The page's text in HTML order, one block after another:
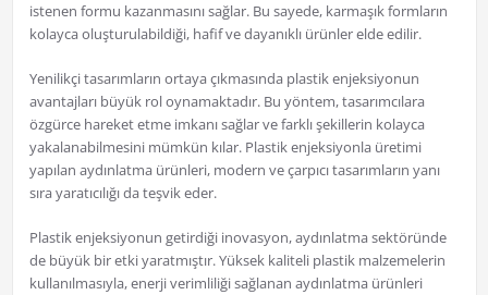
istenen formu kazanmasını sağlar. Bu sayede, karmaşık formların
kolayca oluşturulabildiği, hafif ve dayanıklı ürünler elde edilir.
Yenilikçi tasarımların ortaya çıkmasında plastik enjeksiyonun
avantajları büyük rol oynamaktadır. Bu yöntem, tasarımcılara
özgürce hareket etme imkanı sağlar ve farklı şekillerin kolayca
yakalanabilmesini mümkün kılar. Plastik enjeksiyonla üretimi
yapılan aydınlatma ürünleri, modern ve çarpıcı tasarımların yanı
sıra yaratıcılığı da teşvik eder.
Plastik enjeksiyonun getirdiği inovasyon, aydınlatma sektöründe
de büyük bir etki yaratmıştır. Yüksek kaliteli plastik malzemelerin
kullanılmasıyla, enerji verimliliği sağlanan aydınlatma ürünleri